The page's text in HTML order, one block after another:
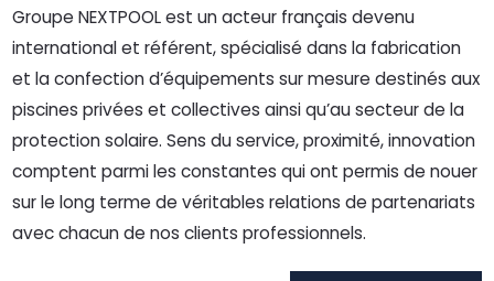
Groupe NEXTPOOL est un acteur français devenu
international et référent, spécialisé dans la fabrication
et la confection d’équipements sur mesure destinés aux
piscines privées et collectives ainsi qu’au secteur de la
protection solaire. Sens du service, proximité, innovation
comptent parmi les constantes qui ont permis de nouer
sur le long terme de véritables relations de partenariats
avec chacun de nos clients professionnels.